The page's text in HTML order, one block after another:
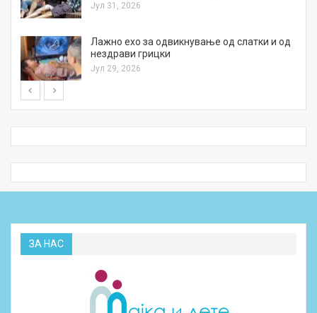
Јул 31, 2026
Лажно ехо за одвикнување од слатки и од
нездрави грицки
Јул 29, 2026
ЗА НАС